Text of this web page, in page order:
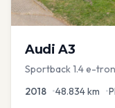
Audi A3
Sportback 1.4 e-
2018 •48.834km •